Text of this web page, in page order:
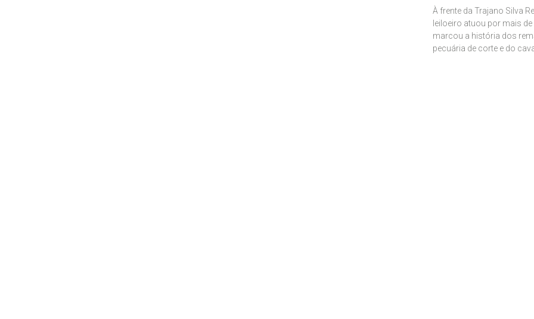
À frente da Trajano Silva
leiloeiro atuou por mais
marcou a história dos
pecuária de corte e do